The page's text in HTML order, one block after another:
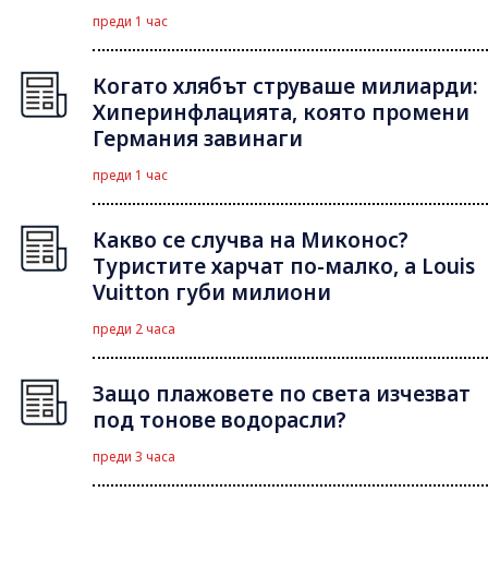
преди 1 час
Когато хлябът струваше милиарди:
Хиперинфлацията, която промени
Германия завинаги
преди 1 час
Какво се случва на Миконос?
Туристите харчат по-малко, а Louis
Vuitton губи милиони
преди 2 часа
Защо плажовете по света изчезват
под тонове водорасли?
преди 3 часа